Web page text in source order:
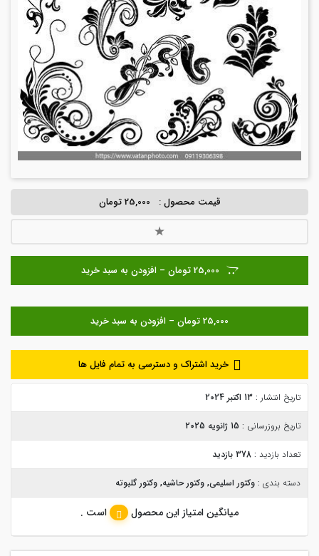
قیمت محصول : 25,000 تومان
25,000 تومان – افزودن به سبد خرید
خرید اشتراک و دسترسی به تمام فایل ها
تاریخ انتشار : 13 اکتبر 2024
تاریخ بروزرسانی : 15 ژانویه 2025
تعداد بازدید : 378 بازدید
دسته بندی : وکتور اسلیمی, وکتور حاشیه, وکتور گلبوته
میانگین امتیاز این محصول است .